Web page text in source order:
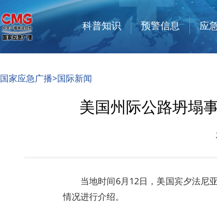
科普知识 预警信息 应
国家应急广播>国际新闻
美国州际公路坍塌
当地时间6月12日，美国宾夕法尼
情况进行介绍。